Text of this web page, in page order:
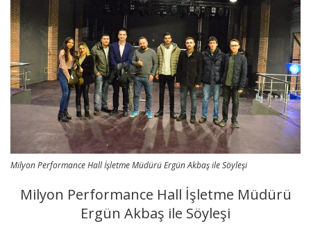
Milyon Performance Hall İşletme Müdürü Ergün Akbaş ile Söyleşi
Milyon Performance Hall İşletme Müdürü
Ergün Akbaş ile Söyleşi